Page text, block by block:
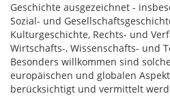
Geschichte ausgezeichnet -
Sozial- und
Kulturgeschichte, Rechts- und
Wirtschafts-, Wissenschafts- und
Besonders willkommen sind
europäischen und globalen
berücksichtigt und vermittelt